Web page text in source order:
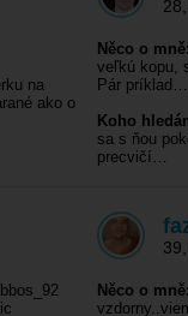
na
ako o
28
Něco o mně:
veľkú kopu,
Pár príklad…
Koho
sa s ňou
precvičí…
39
Něco o mně: